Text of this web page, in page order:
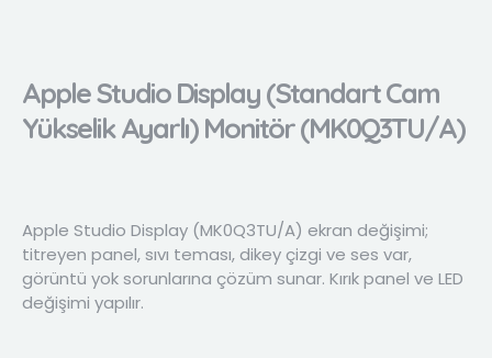
Apple Studio Display (Standart Cam
Yükselik Ayarlı) Monitör (MK0Q3TU/A)
Apple Studio Display (MK0Q3TU/A) ekran değişimi;
titreyen panel, sıvı teması, dikey çizgi ve ses var,
görüntü yok sorunlarına çözüm sunar. Kırık panel ve LED
değişimi yapılır.